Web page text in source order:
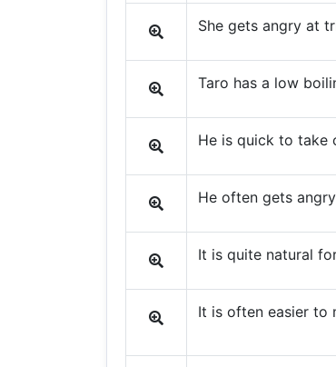
She gets angry at
Taro has a low
He is quick to take
He often gets
It is quite natural
It is often easier to